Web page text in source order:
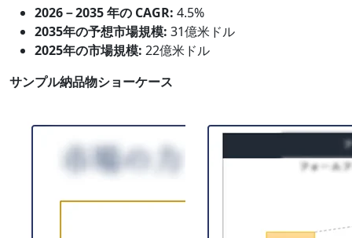
2026－2035 年の CAGR: 4.5%
2035年の予想市場規模: 31億米ドル
2025年の市場規模: 22億米ドル
サンプル納品物ショーケース